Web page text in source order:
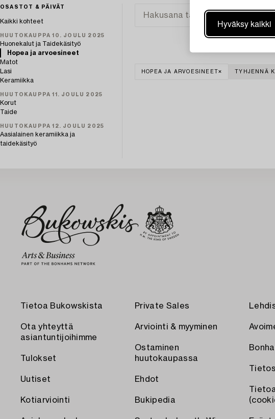
Hyväksy kaikki
OSASTOT & PÄIVÄT
Kaikki kohteet
HUUTOKAUPPA 10. JOULU 2025
Huonekalut ja Taidekäsityö
Hopea ja arvoesineet
Matot
Lasi
Keramiikka
HUUTOKAUPPA 11. JOULU 2025
Korut
Taide
HUUTOKAUPPA 12. JOULU 2025
Aasialainen keramiikka ja
taidekäsityö
HOPEA JA ARVOESINEET TYHJENNÄ
Tietoa Bukowskista
Ota yhteyttä
asiantuntijoihimme
Tulokset
Uutiset
Kotiarviointi
Private Sales
Arviointi & myyminen
Ostaminen
huutokaupassa
Ehdot
Bukipedia